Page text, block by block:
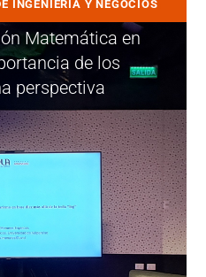
INGENIERÍA Y NEGOCIOS
Matemática en
de los
perspectiva